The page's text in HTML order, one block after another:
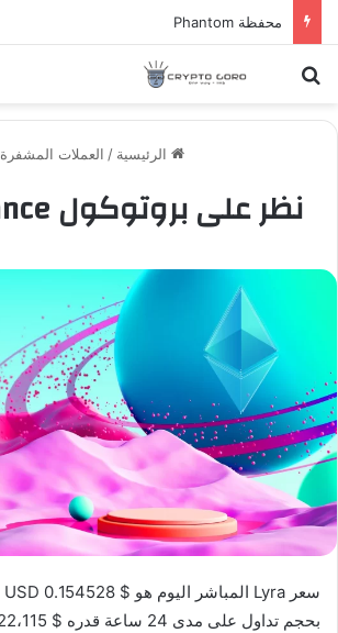
محفظة Phantom
بحث عن
الرئيسية / العملات المشفرة
نظر على بروتوكول Lyra Finance